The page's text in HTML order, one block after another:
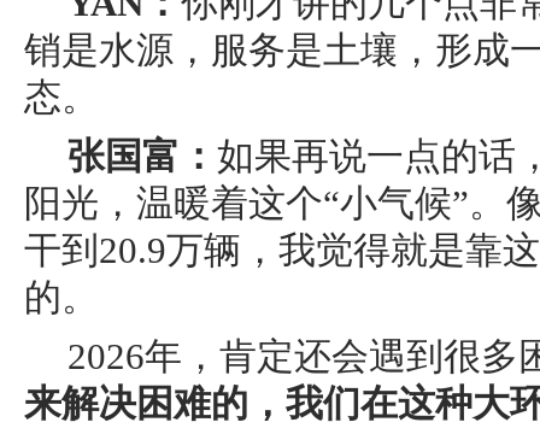
销是水源，服务是土壤，形成
态。
张国富： 如果再说一点的话
阳光，温暖着这个“小气候”。
干到20.9万辆，我觉得就是靠
的。
2026年，肯定还会遇到很多
来解决困难的，我们在这种大